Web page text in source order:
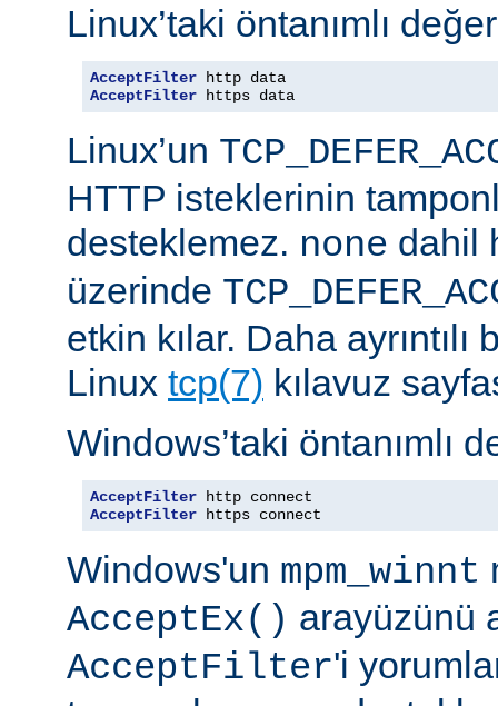
Linux’taki öntanımlı
AcceptFilter
AcceptFilter https data
Linux’un
HTTP isteklerinin
desteklemez. none dahil
üzerinde
etkin kılar. Daha
Linux tcp(7) kılavuz
Windows’taki öntanımlı
AcceptFilter
AcceptFilter https connect
Windows'un mpm_winnt
AcceptEx() arayüzünü
AcceptFilter'i